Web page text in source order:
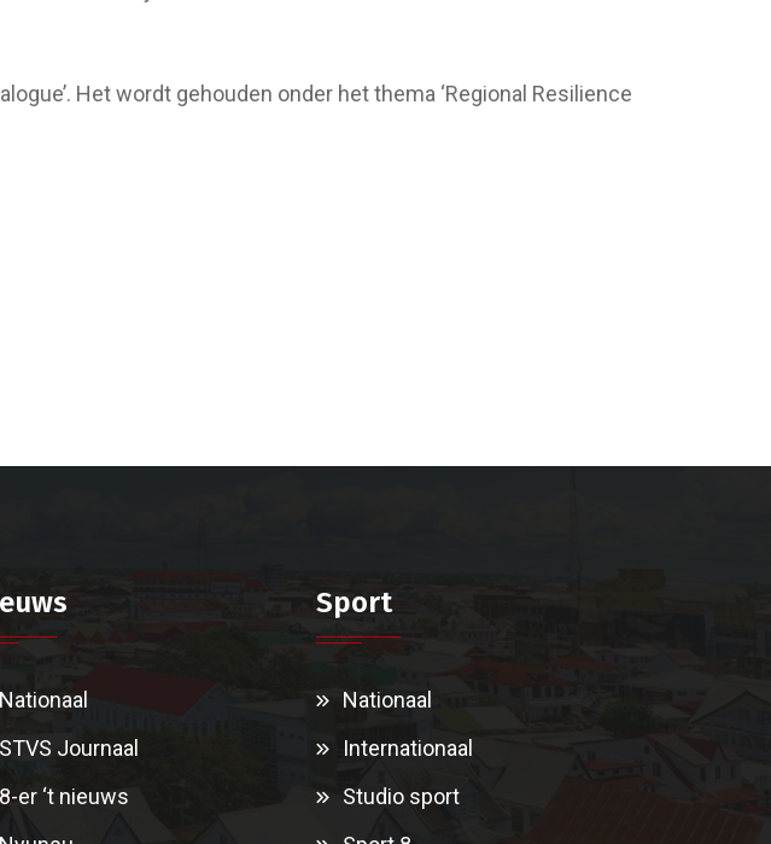
Het wordt gehouden onder het thema ‘Regional Resilience
Nationaal
STVS Journaal
8-er ‘t nieuws
Sport
Nationaal
Internationaal
Studio sport